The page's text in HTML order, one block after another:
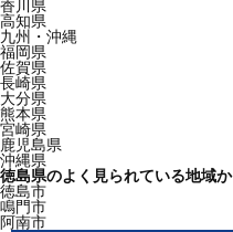
香川県
高知県
九州・沖縄
福岡県
佐賀県
長崎県
大分県
熊本県
宮崎県
鹿児島県
沖縄県
徳島県のよく見られている地域
徳島市
鳴門市
阿南市